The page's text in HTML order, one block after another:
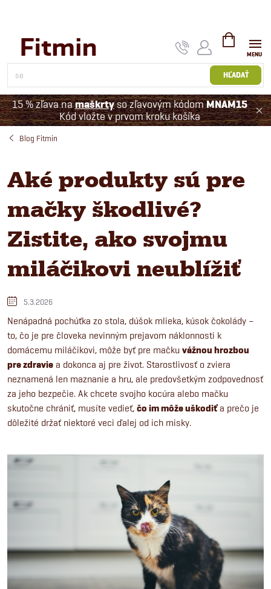
HĽADAŤ
NÁKUPNÝ
KOŠÍK
15 % zľava namaškrtyso zľavovým kódomMNAM15
Kód vložte v prvom kroku košíka
Blog Fitmin
Aké produkty sú pre
mačky škodlivé?
Zistite, ako svojmu
miláčikovi neublížiť
5.3.2026
Nenápadná pochúťka zo stola, dúšok mlieka, kúsok čokolády –
to, čo je pre človeka nevinným prejavom náklonnosti k
domácemu miláčikovi, môže byť pre mačku vážnou hrozbou
pre zdravie a dokonca aj pre život. Starostlivosť o zviera
neznamená len maznanie a hru, ale predovšetkým zodpovednosť
za jeho bezpečie. Ak chcete svojho kocúra alebo mačku
skutočne chrániť, musíte vedieť, čo im môže uškodiťa prečo je
dôležité držať niektoré veci ďalej od ich misky.